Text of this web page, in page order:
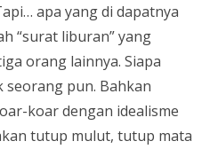
apa yang di dapatnya
“surat liburan” yang
orang lainnya. Siapa
seorang pun. Bahkan
koar dengan idealisme
tutup mulut, tutup mata